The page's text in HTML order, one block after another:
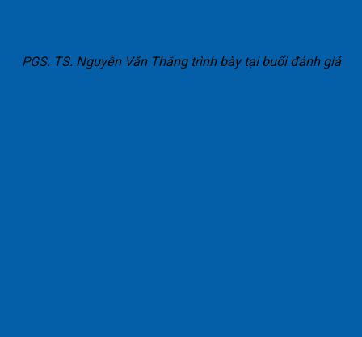
PGS. TS. Nguyễn Văn Thắng trình bày tại buổi đánh giá